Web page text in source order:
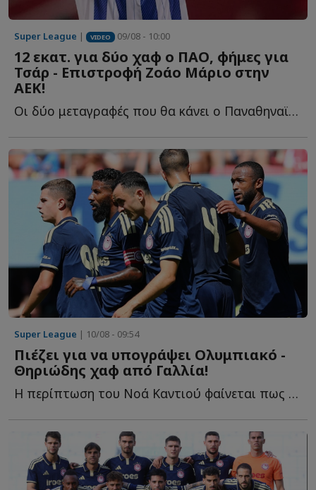
Super League | VIDEO 09/08 - 10:00
12 εκατ. για δύο χαφ ο ΠΑΟ, φήμες για
Τσάρ - Επιστροφή Ζοάο Μάριο στην
ΑΕΚ!
Οι δύο μεταγραφές που θα κάνει ο Παναθηναϊκός στη μεσαία γ...
Super League | 10/08 - 09:54
Πιέζει για να υπογράψει Ολυμπιακό -
Θηριώδης χαφ από Γαλλία!
Η περίπτωση του Νοά Καντιού φαίνεται πως επανέρχεται δ...